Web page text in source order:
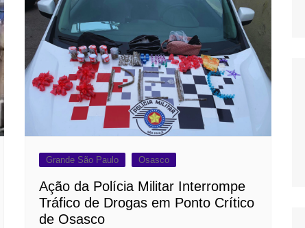
Grande São Paulo Osasco
Ação da Polícia Militar Interrompe
Tráfico de Drogas em Ponto Crítico
de Osasco